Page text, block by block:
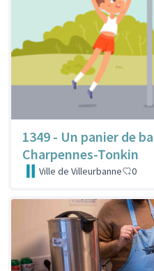
1349 - Un panier de
Charpennes-Tonkin
Ville de Villeurbanne 0